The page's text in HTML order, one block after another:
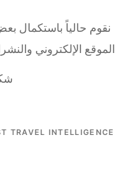
نقوم حالياً باستكمال
الموقع الإلكتروني
TRAVEL INTELLIGENCE